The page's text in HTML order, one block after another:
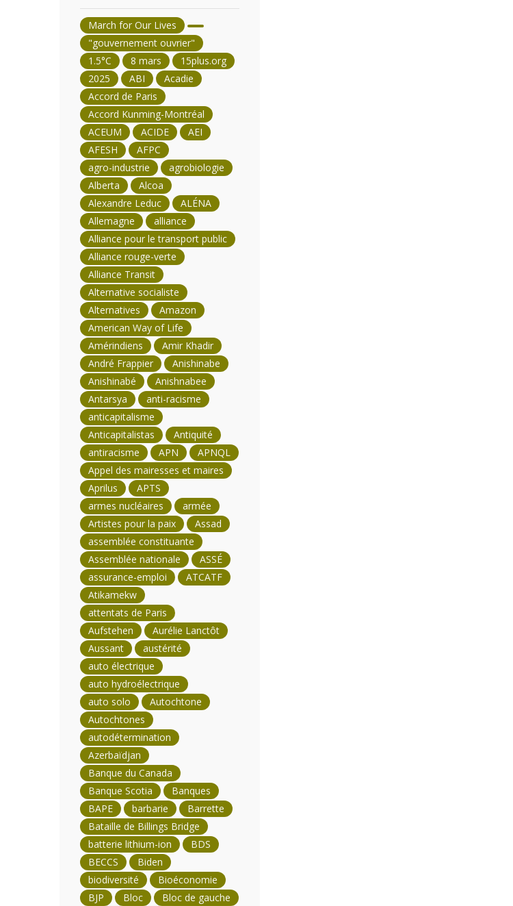
March for Our Lives
"gouvernement ouvrier"
1.5°C
8 mars
15plus.org
2025
ABI
Acadie
Accord de Paris
Accord Kunming-Montréal
ACEUM
ACIDE
AEI
AFESH
AFPC
agro-industrie
agrobiologie
Alberta
Alcoa
Alexandre Leduc
ALÉNA
Allemagne
alliance
Alliance pour le transport public
Alliance rouge-verte
Alliance Transit
Alternative socialiste
Alternatives
Amazon
American Way of Life
Amérindiens
Amir Khadir
André Frappier
Anishinabe
Anishinabé
Anishnabee
Antarsya
anti-racisme
anticapitalisme
Anticapitalistas
Antiquité
antiracisme
APN
APNQL
Appel des mairesses et maires
Aprilus
APTS
armes nucléaires
armée
Artistes pour la paix
Assad
assemblée constituante
Assemblée nationale
ASSÉ
assurance-emploi
ATCATF
Atikamekw
attentats de Paris
Aufstehen
Aurélie Lanctôt
Aussant
austérité
auto électrique
auto hydroélectrique
auto solo
Autochtone
Autochtones
autodétermination
Azerbaïdjan
Banque du Canada
Banque Scotia
Banques
BAPE
barbarie
Barrette
Bataille de Billings Bridge
batterie lithium-ion
BDS
BECCS
Biden
biodiversité
Bioéconomie
BJP
Bloc
Bloc de gauche